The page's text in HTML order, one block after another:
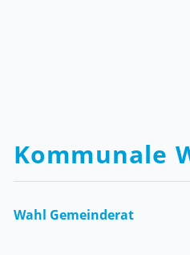
Kommunale
Wahl Gemeinderat